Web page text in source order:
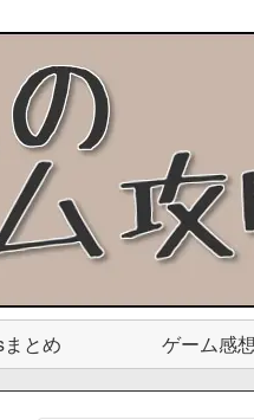
とめ ゲーム感想